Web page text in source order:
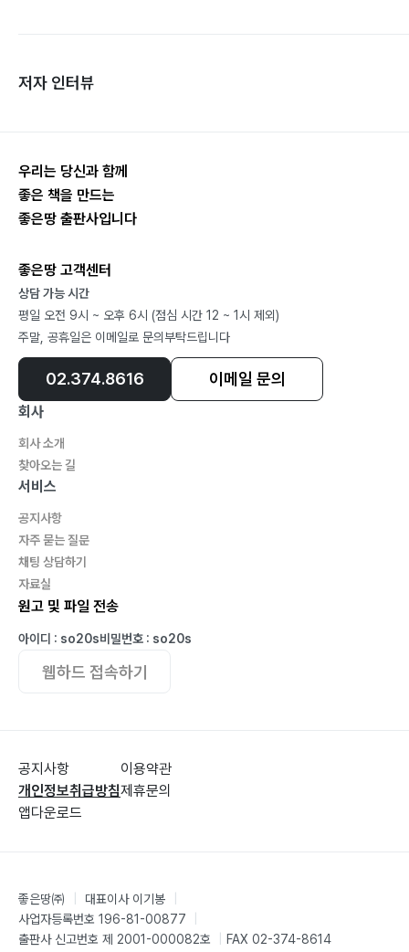
저자 인터뷰
우리는 당신과 함께
좋은 책을 만드는
좋은땅 출판사입니다
좋은땅 고객센터
상담 가능 시간
평일 오전 9시 ~ 오후 6시 (점심 시간 12 ~ 1시 제외)
주말, 공휴일은 이메일로 문의부탁드립니다
02.374.8616 이메일 문의
회사
회사 소개
찾아오는 길
서비스
공지사항
자주 묻는 질문
채팅 상담하기
자료실
원고 및 파일 전송
아이디 : so20s비밀번호 : so20s
웹하드 접속하기
공지사항
개인정보취급방침
앱다운로드
이용약관
제휴문의
좋은땅㈜ 대표이사 이기봉
사업자등록번호 196-81-00877
출판사 신고번호 제 2001-000082호
FAX 02-374-8614